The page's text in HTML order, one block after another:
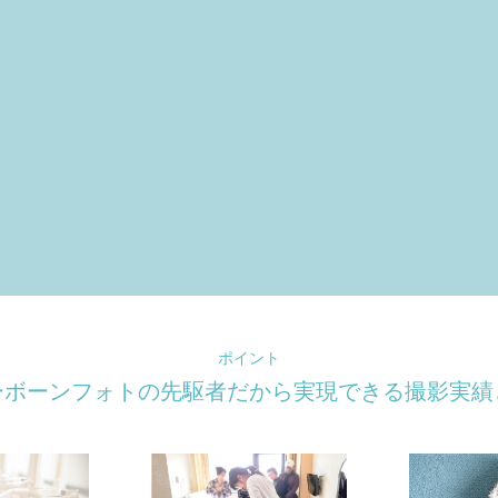
ポイント
ーンフォトの先駆者だから実現できる撮影実